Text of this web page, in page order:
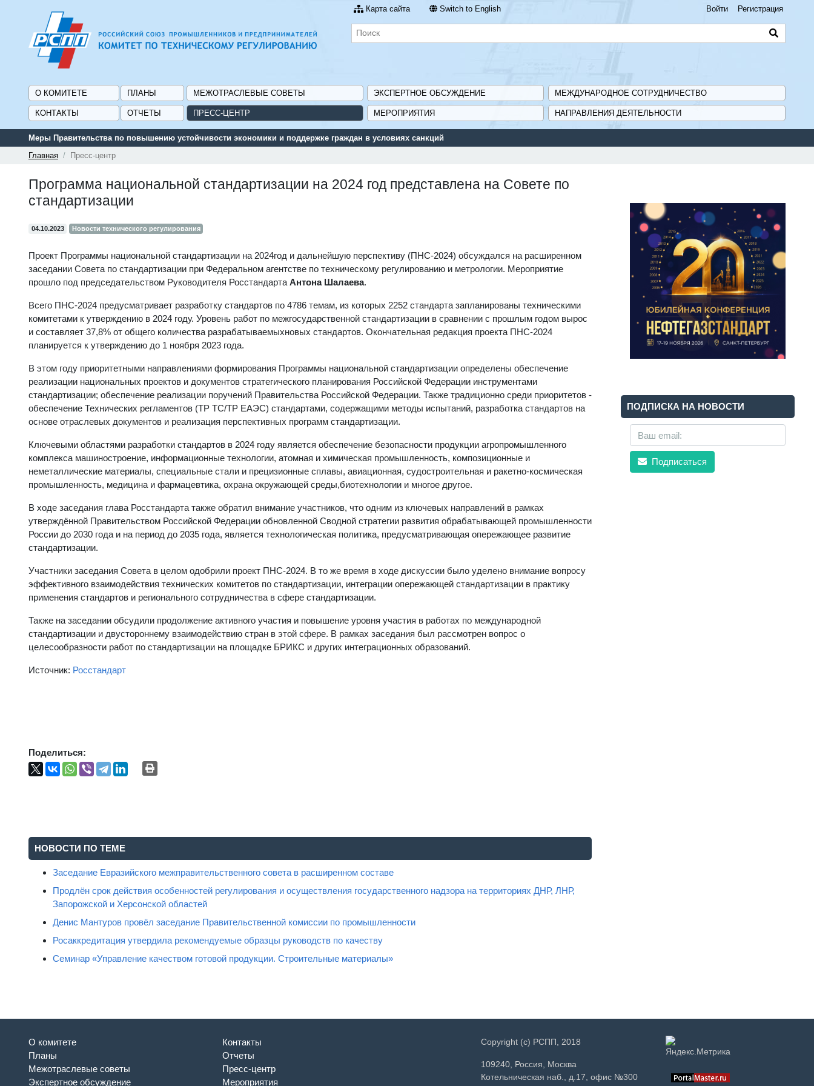
Карта сайта Switch to English Войти Регистрация
О КОМИТЕТЕ ПЛАНЫ МЕЖОТРАСЛЕВЫЕ СОВЕТЫ ЭКСПЕРТНОЕ ОБСУЖДЕНИЕ МЕЖДУНАРОДНОЕ СОТРУДНИЧЕСТВО
КОНТАКТЫ ОТЧЕТЫ ПРЕСС-ЦЕНТР МЕРОПРИЯТИЯ НАПРАВЛЕНИЯ ДЕЯТЕЛЬНОСТИ
Меры Правительства по повышению устойчивости экономики и поддержке граждан в условиях санкций
Главная
Пресс-центр
Программа национальной стандартизации на 2024 год представлена на Совете по
стандартизации
04.10.2023 Новости технического регулирования
Проект Программы национальной стандартизации на 2024год и дальнейшую перспективу (ПНС-2024) обсуждался на расширенном
заседании Совета по стандартизации при Федеральном агентстве по техническому регулированию и метрологии. Мероприятие
прошло под председательством Руководителя Росстандарта Антона Шалаева.
Всего ПНС-2024 предусматривает разработку стандартов по 4786 темам, из которых 2252 стандарта запланированы техническими
комитетами к утверждению в 2024 году. Уровень работ по межгосударственной стандартизации в сравнении с прошлым годом вырос
и составляет 37,8% от общего количества разрабатываемыхновых стандартов. Окончательная редакция проекта ПНС-2024
планируется к утверждению до 1 ноября 2023 года.
В этом году приоритетными направлениями формирования Программы национальной стандартизации определены обеспечение
реализации национальных проектов и документов стратегического планирования Российской Федерации инструментами
стандартизации; обеспечение реализации поручений Правительства Российской Федерации. Также традиционно среди приоритетов -
обеспечение Технических регламентов (ТР ТС/ТР ЕАЭС) стандартами, содержащими методы испытаний, разработка стандартов на
основе отраслевых документов и реализация перспективных программ стандартизации.
Ключевыми областями разработки стандартов в 2024 году является обеспечение безопасности продукции агропромышленного
комплекса машиностроение, информационные технологии, атомная и химическая промышленность, композиционные и
неметаллические материалы, специальные стали и прецизионные сплавы, авиационная, судостроительная и ракетно-космическая
промышленность, медицина и фармацевтика, охрана окружающей среды,биотехнологии и многое другое.
В ходе заседания глава Росстандарта также обратил внимание участников, что одним из ключевых направлений в рамках
утверждённой Правительством Российской Федерации обновленной Сводной стратегии развития обрабатывающей промышленности
России до 2030 года и на период до 2035 года, является технологическая политика, предусматривающая опережающее развитие
стандартизации.
Участники заседания Совета в целом одобрили проект ПНС-2024. В то же время в ходе дискуссии было уделено внимание вопросу
эффективного взаимодействия технических комитетов по стандартизации, интеграции опережающей стандартизации в практику
применения стандартов и регионального сотрудничества в сфере стандартизации.
Также на заседании обсудили продолжение активного участия и повышение уровня участия в работах по международной
стандартизации и двустороннему взаимодействию стран в этой сфере. В рамках заседания был рассмотрен вопрос о
целесообразности работ по стандартизации на площадке БРИКС и других интеграционных образований.
Источник: Росстандарт
Поделиться:
НОВОСТИ ПО ТЕМЕ
Заседание Евразийского межправительственного совета в расширенном составе
Продлён срок действия особенностей регулирования и осуществления государственного надзора на территориях ДНР, ЛНР,
Запорожской и Херсонской областей
Денис Мантуров провёл заседание Правительственной комиссии по промышленности
Росаккредитация утвердила рекомендуемые образцы руководств по качеству
Семинар «Управление качеством готовой продукции. Строительные материалы»
ПОДПИСКА НА НОВОСТИ
Подписаться
О комитете
Планы
Межотраслевые советы
Экспертное обсуждение
Контакты
Отчеты
Пресс-центр
Мероприятия
Copyright (c) РСПП, 2018
109240, Россия, Москва
Котельническая наб., д.17, офис №300